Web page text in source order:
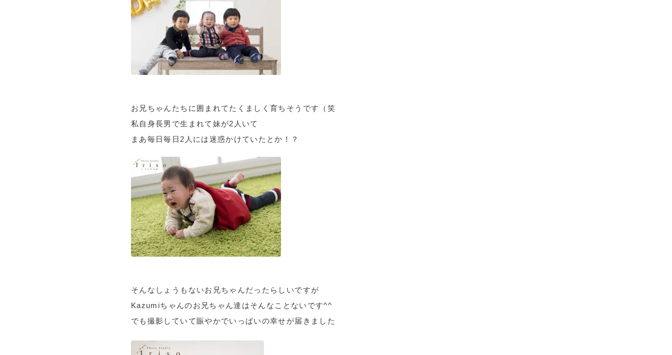
お兄ちゃんたちに囲まれてたくましく育ちそうです（笑
私自身長男で生まれて妹が2人いて
まあ毎日毎日2人には迷惑かけていたとか！？
そんなしょうもないお兄ちゃんだったらしいですが
Kazumiちゃんのお兄ちゃん達はそんなことないです^^
でも撮影していて賑やかでいっぱいの幸せが届きました